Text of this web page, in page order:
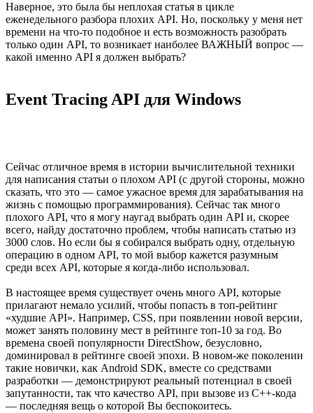
Наверное, это была бы неплохая статья в цикле
еженедельного разбора плохих API. Но, поскольку у меня нет
времени на что-то подобное и есть возможность разобрать
только один API, то возникает наиболее ВАЖНЫЙ вопрос —
какой именно API я должен выбрать?
Event Tracing API для Windows
Сейчас отличное время в истории вычислительной техники
для написания статьи о плохом API (с другой стороны, можно
сказать, что это — самое ужасное время для зарабатывания на
жизнь с помощью программирования). Сейчас так много
плохого API, что я могу наугад выбрать один API и, скорее
всего, найду достаточно проблем, чтобы написать статью из
3000 слов. Но если бы я собирался выбрать одну, отдельную
операцию в одном API, то мой выбор кажется разумным
среди всех API, которые я когда-либо использовал.
В настоящее время существует очень много API, которые
прилагают немало усилий, чтобы попасть в топ-рейтинг
«худшие API». Например, CSS, при появлении новой версии,
может занять половину мест в рейтинге топ-10 за год. Во
времена своей популярности DirectShow, безусловно,
доминировал в рейтинге своей эпохи. B новом-же поколении
такие новички, как Android SDK, вместе со средствами
разработки — демонстрируют реальный потенциал в своей
запутанности, так что качество API, при вызове из C++-кода
— последняя вещь о которой Вы беспокоитесь.